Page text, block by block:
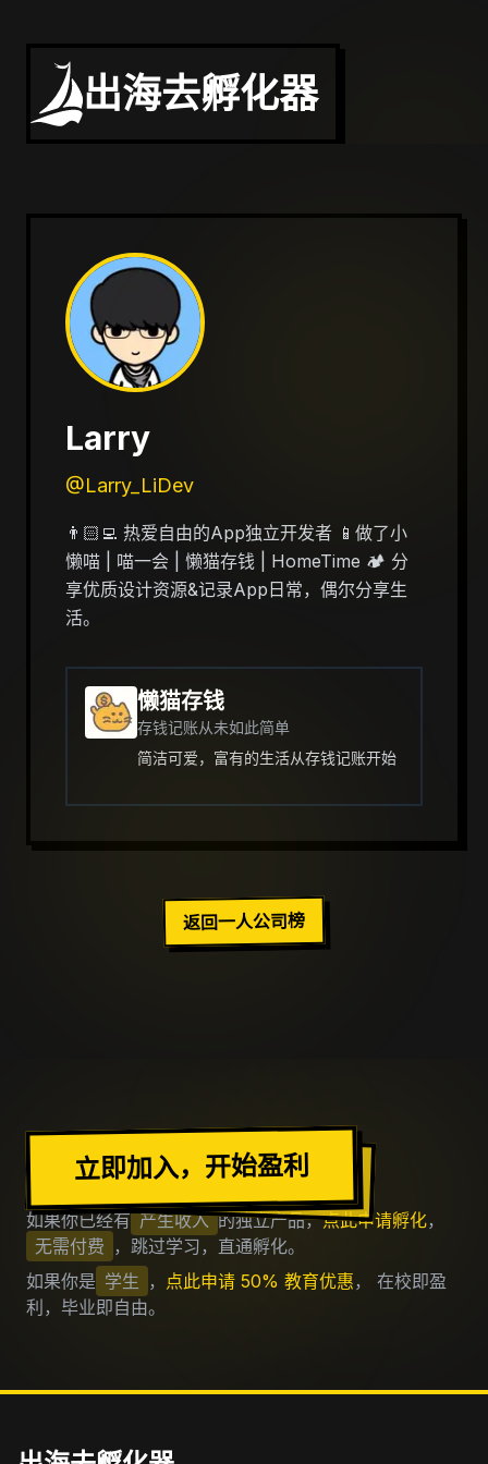
出海去孵化器
Larry
@Larry_LiDev
👨🏻‍💻 热爱自由的App独立开发者 📱做了小
懒喵 | 喵一会 | 懒猫存钱 | HomeTime 🏕 分
享优质设计资源&记录App日常，偶尔分享生
活。
懒猫存钱
存钱记账从未如此简单
简洁可爱，富有的生活从存钱记账开始
返回一人公司榜
加入出海去社区
立即加入，开始盈利
如果你已经有 产生收入 的独立产品，点此申请孵化，
无需付费 ，跳过学习，直通孵化。
如果你是 学生 ， 点此申请 50% 教育优惠 ， 在校即盈
利，毕业即自由。